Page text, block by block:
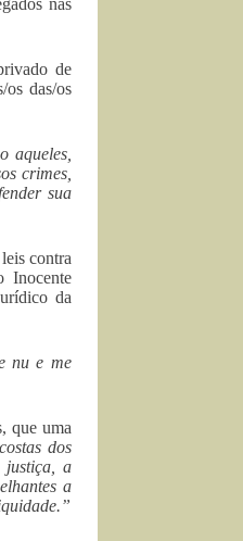
nas
de
os das/os
aqueles,
crimes,
sua
contra
Inocente
da
nu e me
que uma
dos
a
a